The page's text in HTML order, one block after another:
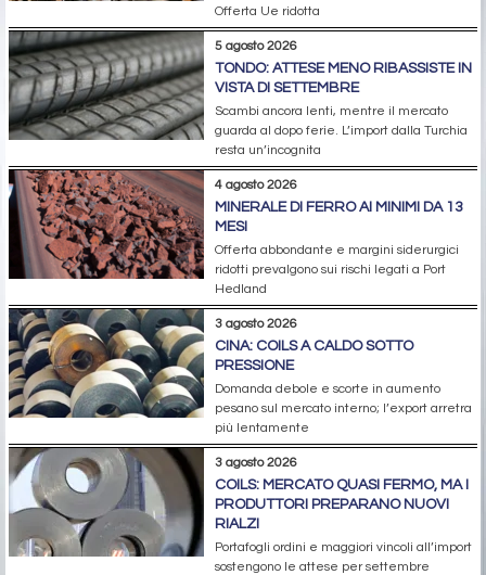
Offerta Ue ridotta
5 agosto 2026
TONDO: ATTESE MENO RIBASSISTE IN
VISTA DI SETTEMBRE
Scambi ancora lenti, mentre il mercato
guarda al dopo ferie. L’import dalla Turchia
resta un’incognita
4 agosto 2026
MINERALE DI FERRO AI MINIMI DA 13
MESI
Offerta abbondante e margini siderurgici
ridotti prevalgono sui rischi legati a Port
Hedland
3 agosto 2026
CINA: COILS A CALDO SOTTO
PRESSIONE
Domanda debole e scorte in aumento
pesano sul mercato interno; l’export arretra
più lentamente
3 agosto 2026
COILS: MERCATO QUASI FERMO, MA I
PRODUTTORI PREPARANO NUOVI
RIALZI
Portafogli ordini e maggiori vincoli all’import
sostengono le attese per settembre